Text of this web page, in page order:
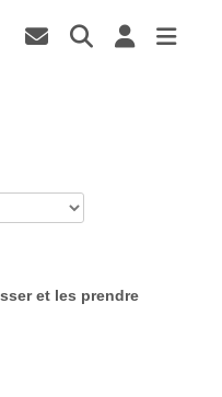
et les prendre